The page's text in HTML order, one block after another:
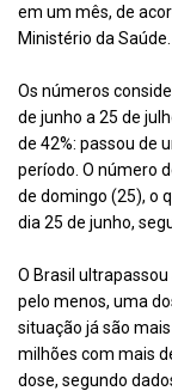
em um mês, de
Ministério da Saúde.
Os números
de junho a 25 de
de 42%: passou de
período. O número
de domingo (25), o
dia 25 de junho,
O Brasil
pelo menos, uma
situação já são
milhões com mais
dose, segundo